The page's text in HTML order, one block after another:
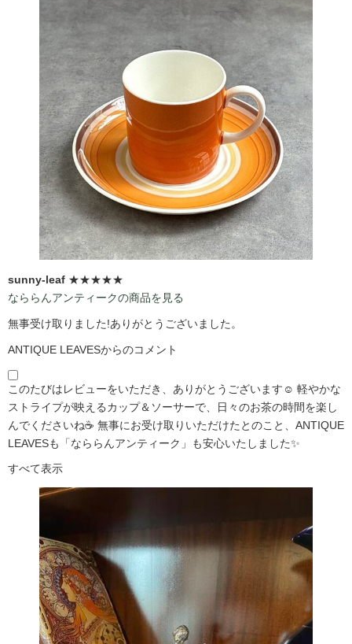
sunny-leaf ★★★★★
なららんアンティークの商品を見る
無事受け取りました!ありがとうございました。
ANTIQUE LEAVESからのコメント
このたびはレビューをいただき、ありがとうございます☺️ 軽やかな
ストライプが映えるカップ＆ソーサーで、日々のお茶の時間を楽し
んでくださいね☕ 無事にお受け取りいただけたとのこと、ANTIQUE
LEAVESも「なららんアンティーク」も安心いたしました✨
すべて表示